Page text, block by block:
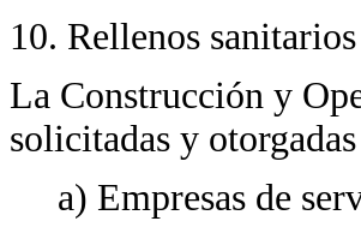
10. Rellenos sanitarios
La Construcción y
solicitadas y
a) Empresas de